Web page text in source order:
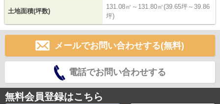
土地面積(坪数)
131.08㎡～131.80㎡(39.65坪～39.86
坪)
メールでお問い合わせする(無料)
電話でお問い合わせする
無料会員登録はこちら